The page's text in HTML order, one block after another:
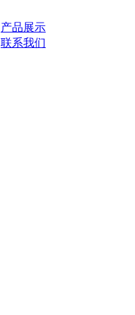
产品展示
联系我们